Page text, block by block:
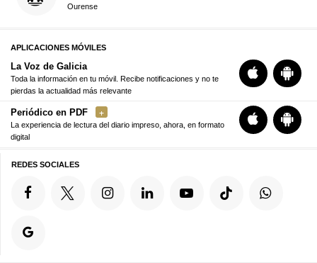
Ourense
APLICACIONES MÓVILES
La Voz de Galicia
Toda la información en tu móvil. Recibe notificaciones y no te
pierdas la actualidad más relevante
Periódico en PDF
La experiencia de lectura del diario impreso, ahora, en formato
digital
REDES SOCIALES